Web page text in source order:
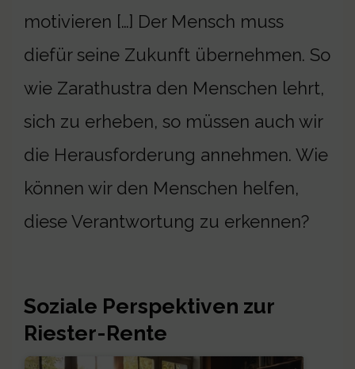
motivieren […] Der Mensch muss
diefür seine Zukunft übernehmen. So
wie Zarathustra den Menschen lehrt,
sich zu erheben, so müssen auch wir
die Herausforderung annehmen. Wie
können wir den Menschen helfen,
diese Verantwortung zu erkennen?
Soziale Perspektiven zur
Riester-Rente